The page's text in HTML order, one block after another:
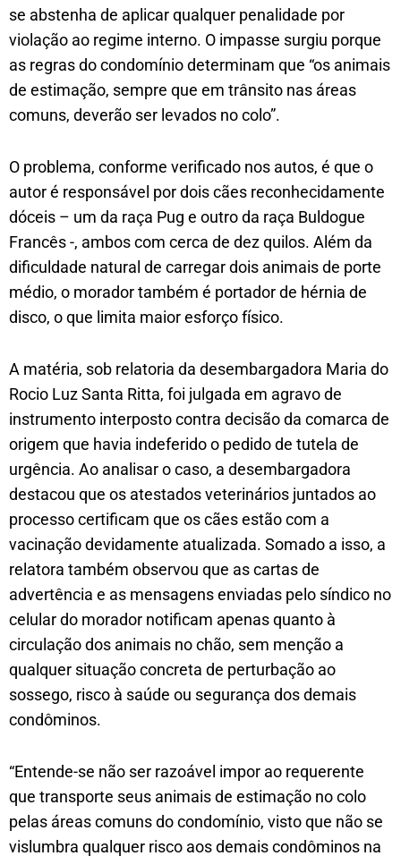
se abstenha de aplicar qualquer penalidade por
violação ao regime interno. O impasse surgiu porque
as regras do condomínio determinam que “os animais
de estimação, sempre que em trânsito nas áreas
comuns, deverão ser levados no colo”.
O problema, conforme verificado nos autos, é que o
autor é responsável por dois cães reconhecidamente
dóceis – um da raça Pug e outro da raça Buldogue
Francês -, ambos com cerca de dez quilos. Além da
dificuldade natural de carregar dois animais de porte
médio, o morador também é portador de hérnia de
disco, o que limita maior esforço físico.
A matéria, sob relatoria da desembargadora Maria do
Rocio Luz Santa Ritta, foi julgada em agravo de
instrumento interposto contra decisão da comarca de
origem que havia indeferido o pedido de tutela de
urgência. Ao analisar o caso, a desembargadora
destacou que os atestados veterinários juntados ao
processo certificam que os cães estão com a
vacinação devidamente atualizada. Somado a isso, a
relatora também observou que as cartas de
advertência e as mensagens enviadas pelo síndico no
celular do morador notificam apenas quanto à
circulação dos animais no chão, sem menção a
qualquer situação concreta de perturbação ao
sossego, risco à saúde ou segurança dos demais
condôminos.
“Entende-se não ser razoável impor ao requerente
que transporte seus animais de estimação no colo
pelas áreas comuns do condomínio, visto que não se
vislumbra qualquer risco aos demais condôminos na